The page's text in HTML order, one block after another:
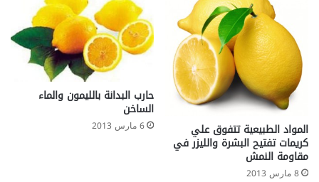
المواد الطبيعية تتفوق علي
كريمات تفتيح البشرة والليزر في
مقاومة النمش
8 مارس 2013
حارب البدانة بالليمون والماء
الساخن
6 مارس 2013